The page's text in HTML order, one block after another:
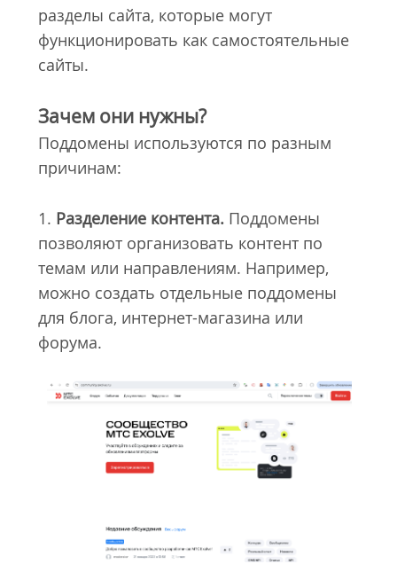
разделы сайта, которые могут
функционировать как самостоятельные
сайты.
Зачем они нужны?
Поддомены используются по разным
причинам:
1. Разделение контента.Поддомены
позволяют организовать контент по
темам или направлениям. Например,
можно создать отдельные поддомены
для блога, интернет-магазина или
форума.